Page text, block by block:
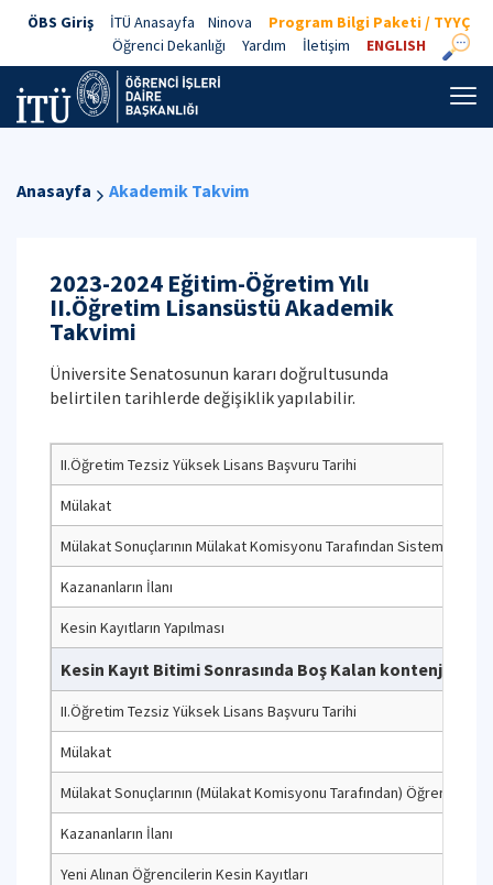
ÖBS Giriş İTÜ Anasayfa Ninova
Program Bilgi Paketi / TYYÇ
Öğrenci Dekanlığı
Yardım İletişim ENGLISH
Anasayfa Akademik Takvim
2023-2024 Eğitim-Öğretim Yılı
II.Öğretim Lisansüstü Akademik
Takvimi
Üniversite Senatosunun kararı doğrultusunda
belirtilen tarihlerde değişiklik yapılabilir.
II.Öğretim Tezsiz Yüksek Lisans Başvuru Tarihi
Mülakat
Mülakat Sonuçlarının Mülakat Komisyonu Tarafından Sisteme
Kazananların İlanı
Kesin Kayıtların Yapılması
Kesin Kayıt Bitimi Sonrasında Boş Kalan kontenjanlar
II.Öğretim Tezsiz Yüksek Lisans Başvuru Tarihi
Mülakat
Mülakat Sonuçlarının (Mülakat Komisyonu Tarafından) Öğrenci
Kazananların İlanı
Yeni Alınan Öğrencilerin Kesin Kayıtları